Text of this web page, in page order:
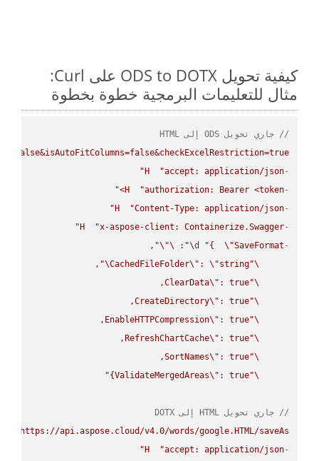
كيفية تحويل ODS to DOTX على Curl:
مثال للتعليمات البرمجية خطوة بخطوة
// جاري تحويل ODS إلى HTML
-
H
"accept: application/json"
-
H
"authorization: Bearer <token>"
-
H
"Content-Type: application/json"
-
H
"x-aspose-client: Containerize.Swagger"
-
d "{ \"SaveFormat
\"
:
\"
\"
\"
CachedFileFolder\" : \"string
\"
\"
ClearData\"
\"
CreateDirectory\"
\"
EnableHTTPCompression\"
\"
RefreshChartCache\"
\"
SortNames\"
\"
ValidateMergedAreas\" : true}"
// جاري تحويل HTML إلى DOTX
"https://api.aspose.cloud/v4.0/words/google.HTML/saveAs"
-
H
"accept: application/json"